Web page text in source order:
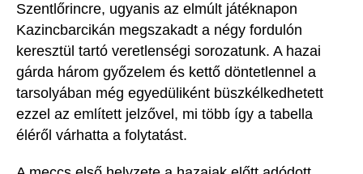
Szentlőrincre, ugyanis az elmúlt játéknapon
Kazincbarcikán megszakadt a négy fordulón
keresztül tartó veretlenségi sorozatunk. A hazai
gárda három győzelem és kettő döntetlennel a
tarsolyában még egyedüliként büszkélkedhetett
ezzel az említett jelzővel, mi több így a tabella
éléről várhatta a folytatást.